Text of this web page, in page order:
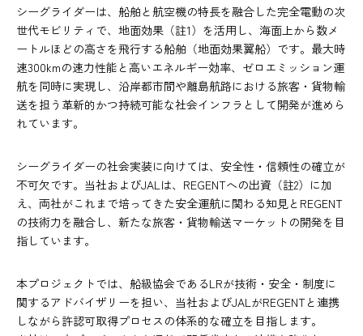
シーグライダーは、船舶と航空機の特長を融合した完全電動の次
世代モビリティで、地面効果（註1）を活用し、海面上から数メ
ートルほどの高さを飛行する船舶（地面効果翼船）です。最大時
速300kmの速力性能と高いエネルギー効率、ゼロエミッション運
航を同時に実現し、沿岸都市間や離島航路における旅客・貨物輸
送を担う革新的かつ持続可能な社会インフラとして開発が進めら
れています。
シーグライダーの社会実装に向けては、安全性・信頼性の確立が
不可欠です。当社およびJALは、REGENTへの出資（註2）に加
え、両社がこれまで培ってきた安全運航に関わる知見とREGENT
の技術力を融合し、新たな旅客・貨物輸送マーケットの開発を目
指しています。
本プロジェクトでは、船級協会であるLRが技術・安全・制度に
関するアドバイザリーを担い、当社およびJALがREGENTと連携
しながら許認可取得プロセスの体系的な確立を目指します。